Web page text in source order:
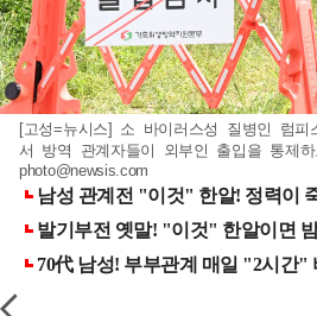
[고성=뉴시스] 소 바이러스성 질병인 럼피
서 방역 관계자들이 외부인 출입을 통제
photo@newsis.com